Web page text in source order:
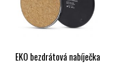
EKO bezdrátová nabíječka